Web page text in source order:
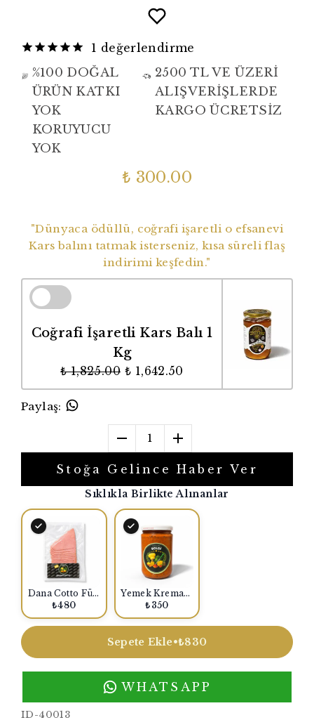
1 değerlendirme
%100 DOĞAL
ÜRÜN KATKI
YOK
KORUYUCU
YOK
2500 TL VE ÜZERİ
ALIŞVERİŞLERDE
KARGO ÜCRETSİZ
₺ 300.00
"Dünyaca ödüllü, coğrafi işaretli o efsanevi
Kars balını tatmak isterseniz, kısa süreli flaş
indirimi keşfedin."
Coğrafi İşaretli Kars Balı 1
Kg
₺ 1,825.00 ₺ 1,642.50
Paylaş:
1
Stoğa Gelince Haber Ver
Sıklıkla Birlikte Alınanlar
Dana Cotto Füme 160 Gr.
₺480
Yemek Kreması Acısız Cam Kavanoz 600 Gr.
₺350
Sepete Ekle•₺830
WHATSAPP
ID-40013